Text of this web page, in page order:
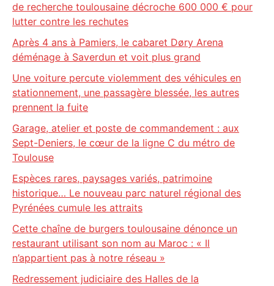
de recherche toulousaine décroche 600 000 € pour
lutter contre les rechutes
Après 4 ans à Pamiers, le cabaret Døry Arena
déménage à Saverdun et voit plus grand
Une voiture percute violemment des véhicules en
stationnement, une passagère blessée, les autres
prennent la fuite
Garage, atelier et poste de commandement : aux
Sept-Deniers, le cœur de la ligne C du métro de
Toulouse
Espèces rares, paysages variés, patrimoine
historique… Le nouveau parc naturel régional des
Pyrénées cumule les attraits
Cette chaîne de burgers toulousaine dénonce un
restaurant utilisant son nom au Maroc : « Il
n’appartient pas à notre réseau »
Redressement judiciaire des Halles de la